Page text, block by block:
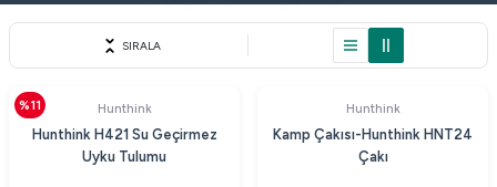
SIRALA
%11 Hunthink
Hunthink H421 Su Geçirmez
Uyku Tulumu
Hunthink
Kamp Çakısı-Hunthink HNT24
Çakı